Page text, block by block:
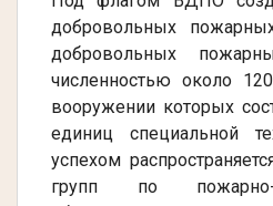
добровольных
добровольных
численностью около
вооружении которых
единиц специальной
успехом
групп по пожарно-